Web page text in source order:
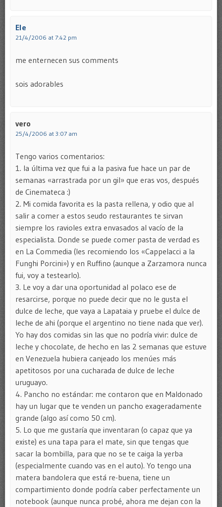
Ele
21/4/2006 at 7:42 pm
me enternecen sus comments
sois adorables
vero
25/4/2006 at 3:07 am
Tengo varios comentarios:
1. la última vez que fui a la pasiva fue hace un par de
semanas «arrastrada por un gil» que eras vos, después
de Cinemateca :)
2. Mi comida favorita es la pasta rellena, y odio que al
salir a comer a estos seudo restaurantes te sirvan
siempre los ravioles extra envasados al vacío de la
especialista. Donde se puede comer pasta de verdad es
en La Commedia (les recomiendo los «Cappelacci a la
Funghi Porcini») y en Ruffino (aunque a Zarzamora nunca
fui, voy a testearlo).
3. Le voy a dar una oportunidad al polaco ese de
resarcirse, porque no puede decir que no le gusta el
dulce de leche, que vaya a Lapataia y pruebe el dulce de
leche de ahi (porque el argentino no tiene nada que ver).
Yo hay dos comidas sin las que no podría vivir: dulce de
leche y chocolate, de hecho en las 2 semanas que estuve
en Venezuela hubiera canjeado los menúes más
apetitosos por una cucharada de dulce de leche
uruguayo.
4. Pancho no estándar: me contaron que en Maldonado
hay un lugar que te venden un pancho exageradamente
grande (algo así como 50 cm).
5. Lo que me gustaría que inventaran (o capaz que ya
existe) es una tapa para el mate, sin que tengas que
sacar la bombilla, para que no se te caiga la yerba
(especialmente cuando vas en el auto). Yo tengo una
matera bandolera que está re-buena, tiene un
compartimiento donde podría caber perfectamente un
notebook (aunque nunca probé, ahora me dejan con la